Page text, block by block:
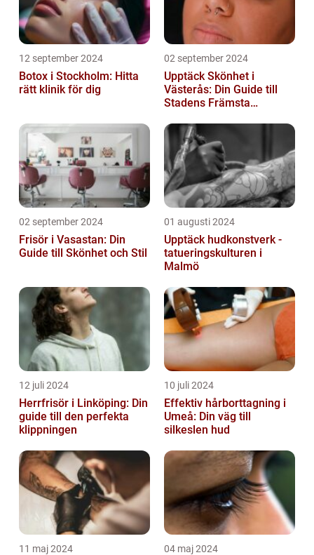
12 september 2024
Botox i Stockholm: Hitta
rätt klinik för dig
02 september 2024
Upptäck Skönhet i
Västerås: Din Guide till
Stadens Främsta
02 september 2024
Frisör i Vasastan: Din
Guide till Skönhet och Stil
01 augusti 2024
Upptäck hudkonstverk -
tatueringskulturen i
Malmö
12 juli 2024
Herrfrisör i Linköping: Din
guide till den perfekta
klippningen
10 juli 2024
Effektiv hårborttagning i
Umeå: Din väg till
silkeslen hud
11 maj 2024 04 maj 2024